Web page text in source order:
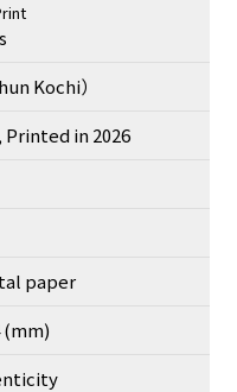
Kochi）
Printed in 2026
paper
(mm)